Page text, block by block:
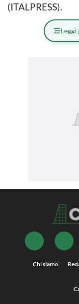
(ITALPRESS).
Chi siamo